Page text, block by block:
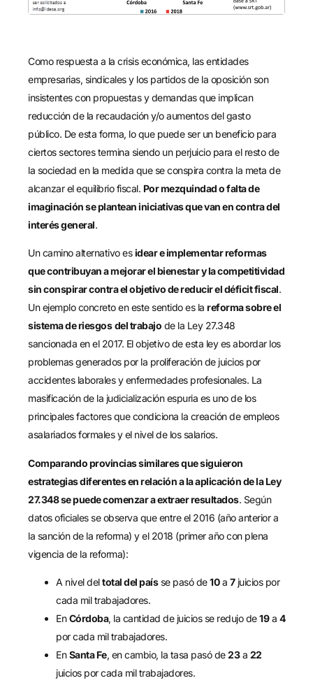
Como respuesta a la crisis económica, las entidades
empresarias, sindicales y los partidos de la oposición son
insistentes con propuestas y demandas que implican
reducción de la recaudación y/o aumentos del gasto
público. De esta forma, lo que puede ser un beneficio para
ciertos sectores termina siendo un perjuicio para el resto de
la sociedad en la medida que se conspira contra la meta de
alcanzar el equilibrio fiscal. Por mezquindad o falta de
imaginación se plantean iniciativas que van en contra del
interés general.
Un camino alternativo esidear e implementar reformas
que contribuyan a mejorar el bienestar y la competitividad
sin conspirar contra el objetivo de reducir el déficit fiscal.
Un ejemplo concreto en este sentido es la reforma sobre el
sistema de riesgos del trabajo de la Ley 27.348
sancionada en el 2017. El objetivo de esta ley es abordar los
problemas generados por la proliferación de juicios por
accidentes laborales y enfermedades profesionales. La
masificación de la judicialización espuria es uno de los
principales factores que condiciona la creación de empleos
asalariados formales y el nivel de los salarios.
Comparando provincias similares que siguieron
estrategias diferentes en relación a la aplicación de la Ley
27.348 se puede comenzar a extraer resultados. Según
datos oficiales se observa que entre el 2016 (año anterior a
la sanción de la reforma) y el 2018 (primer año con plena
vigencia de la reforma):
A nivel deltotal del paísse pasó de10a 7juicios por
cada mil trabajadores.
EnCórdoba, la cantidad de juicios se redujo de19a 4
por cada mil trabajadores.
EnSanta Fe, en cambio, la tasa pasó de23a 22
juicios por cada mil trabajadores.